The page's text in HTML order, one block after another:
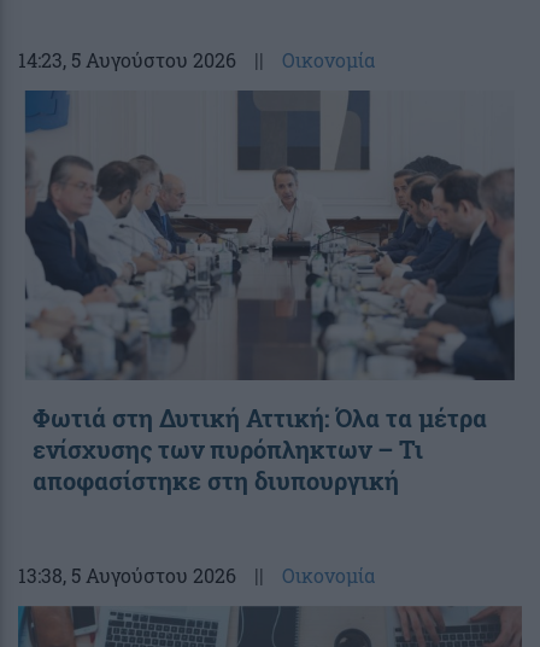
14:23, 5 Αυγούστου 2026 || Οικονομία
Φωτιά στη Δυτική Αττική: Όλα τα μέτρα
ενίσχυσης των πυρόπληκτων – Τι
αποφασίστηκε στη διυπουργική
13:38, 5 Αυγούστου 2026 || Οικονομία